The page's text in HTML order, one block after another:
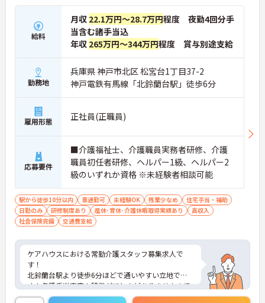
給料
月収 22.1万円～28.7万円程度 夜勤4回分手
当含む諸手当込
年収 265万円～344万円程度 賞与別途支給
勤務地
兵庫県 神戸市北区 松宮台1丁目37-2
神戸電鉄有馬線「北鈴蘭台駅」徒歩6分
雇用形態 正社員(正職員)
応募要件
■介護福祉士、介護職員実務者研修、介護
職員初任者研修、ヘルパー1級、ヘルパー2
級のいずれか資格 ※未経験者相談可能
駅から徒歩10分以内 車通勤可 未経験OK 残業少なめ
住宅手当・補助
日勤のみ
研修制度あり 産休･育休･介護休暇取得実績あり
高収入
社会保険完備
交通費支給
ケアハウスにおける常勤介護スタッフ募集求人で
す！
北鈴蘭台駅より徒歩6分ほどで通いやすい立地で
す！各種手当充実！残業がほとんどありませんので
お仕事のあとの時間も有効に使えます！